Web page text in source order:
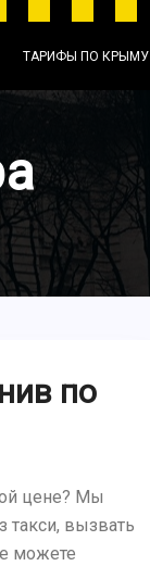
ТАРИФЫ ПО КРЫМУ
по
цене? Мы
такси, вызвать
можете